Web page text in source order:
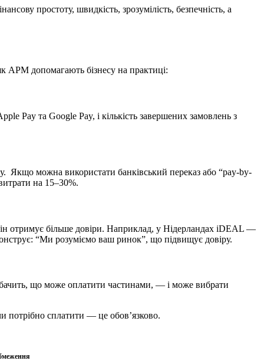
простоту, швидкість, зрозумілість, безпечність, а
допомагають бізнесу на практиці:
Pay та Google Pay, і кількість завершених замовлень з
Якщо можна використати банківський переказ або “pay-by-
на 15–30%.
отримує більше довіри. Наприклад, у Нідерландах iDEAL —
“Ми розуміємо ваш ринок”, що підвищує довіру.
що може оплатити частинами, — і може вибрати
потрібно сплатити — це обов’язково.